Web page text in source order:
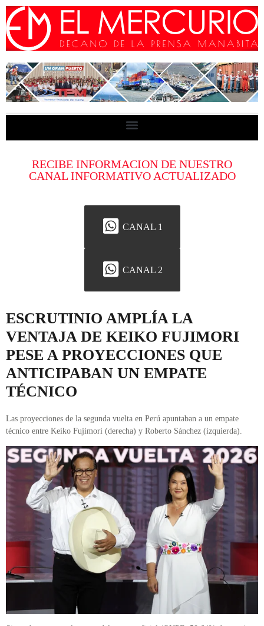
RECIBE INFORMACION DE NUESTRO
CANAL INFORMATIVO ACTUALIZADO
CANAL 1
CANAL 2
ESCRUTINIO AMPLÍA LA
VENTAJA DE KEIKO FUJIMORI
PESE A PROYECCIONES QUE
ANTICIPABAN UN EMPATE
TÉCNICO
Las proyecciones de la segunda vuelta en Perú apuntaban a un empate
técnico entre Keiko Fujimori (derecha) y Roberto Sánchez (izquierda).